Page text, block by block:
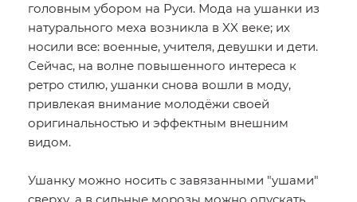
головным убором на Руси. Мода на ушанки из
натурального меха возникла в XX веке; их
носили все: военные, учителя, девушки и дети.
Сейчас, на волне повышенного интереса к
ретро стилю, ушанки снова вошли в моду,
привлекая внимание молодёжи своей
оригинальностью и эффектным внешним
видом.
Ушанку можно носить с завязанными "ушами"